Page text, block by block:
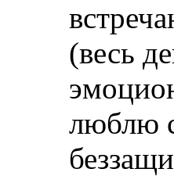
(весь
люблю